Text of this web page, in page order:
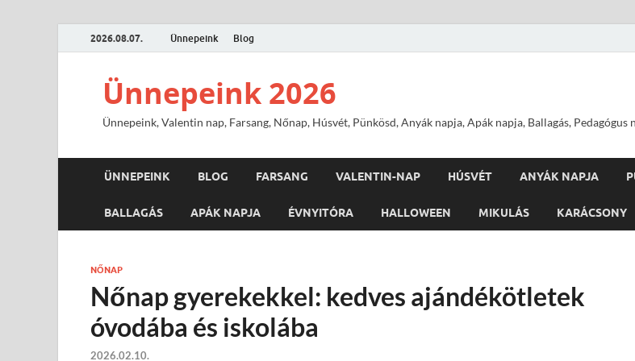
2026.08.07. Ünnepeink Blog
Ünnepeink 2026
Ünnepeink, Valentin nap, Farsang, Nőnap, Húsvét, Pünkösd, Anyák napja, Apák napja, Ballagás,
ÜNNEPEINK BLOG FARSANG VALENTIN-NAP HÚSVÉT ANYÁK NAPJA
BALLAGÁS APÁK NAPJA ÉVNYITÓRA HALLOWEEN MIKULÁS KARÁCSONY
NŐNAP
Nőnap gyerekekkel: kedves ajándékötletek
óvodába és iskolába
2026.02.10.